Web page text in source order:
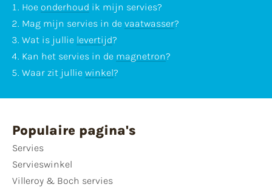
Hoe onderhoud ik mijn servies?
Mag mijn servies in de vaatwasser?
Wat is jullie levertijd?
Kan het servies in de magnetron?
Waar zit jullie winkel?
Populaire pagina's
Servies
Servieswinkel
Villeroy & Boch servies